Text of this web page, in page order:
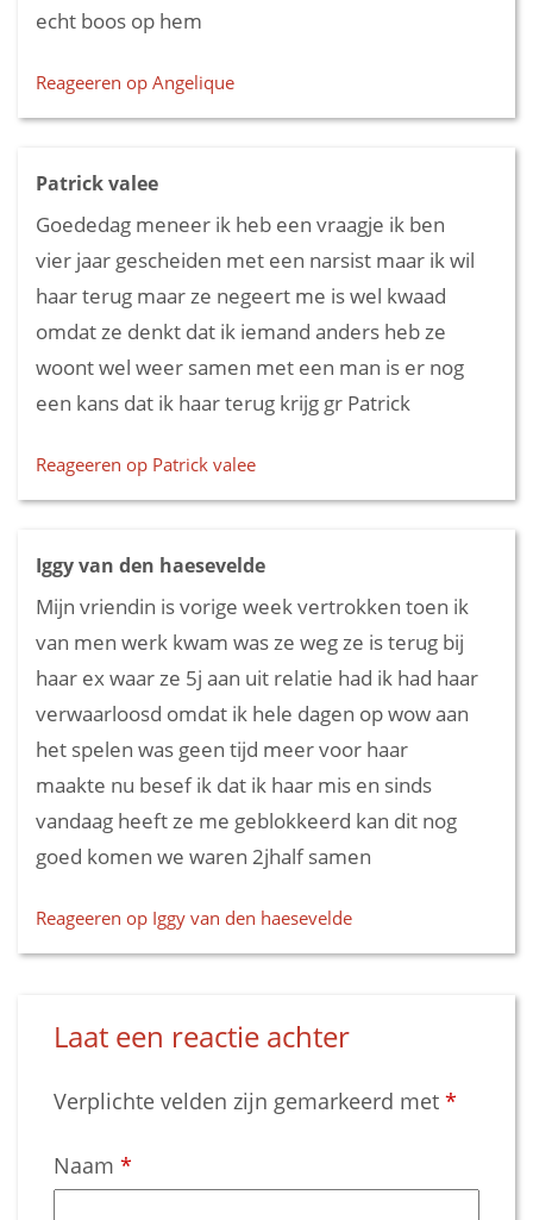
echt boos op hem
Reageeren op Angelique
Patrick valee
Goededag meneer ik heb een vraagje ik ben
vier jaar gescheiden met een narsist maar ik wil
haar terug maar ze negeert me is wel kwaad
omdat ze denkt dat ik iemand anders heb ze
woont wel weer samen met een man is er nog
een kans dat ik haar terug krijg gr Patrick
Reageeren op Patrick valee
Iggy van den haesevelde
Mijn vriendin is vorige week vertrokken toen ik
van men werk kwam was ze weg ze is terug bij
haar ex waar ze 5j aan uit relatie had ik had haar
verwaarloosd omdat ik hele dagen op wow aan
het spelen was geen tijd meer voor haar
maakte nu besef ik dat ik haar mis en sinds
vandaag heeft ze me geblokkeerd kan dit nog
goed komen we waren 2jhalf samen
Reageeren op Iggy van den haesevelde
Laat een reactie achter
Verplichte velden zijn gemarkeerd met *
Naam *